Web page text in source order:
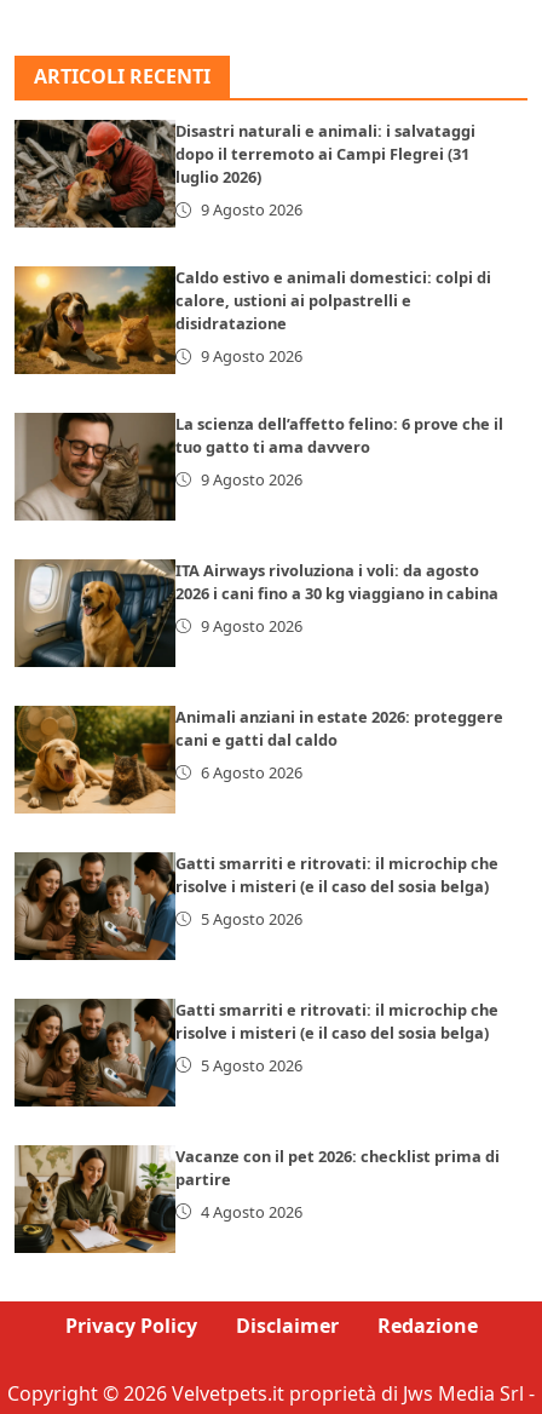
ARTICOLI RECENTI
Disastri naturali e animali: i salvataggi
dopo il terremoto ai Campi Flegrei (31
luglio 2026)
9 Agosto 2026
Caldo estivo e animali domestici: colpi di
calore, ustioni ai polpastrelli e
disidratazione
9 Agosto 2026
La scienza dell’affetto felino: 6 prove che il
tuo gatto ti ama davvero
9 Agosto 2026
ITA Airways rivoluziona i voli: da agosto
2026 i cani fino a 30 kg viaggiano in cabina
9 Agosto 2026
Animali anziani in estate 2026: proteggere
cani e gatti dal caldo
6 Agosto 2026
Gatti smarriti e ritrovati: il microchip che
risolve i misteri (e il caso del sosia belga)
5 Agosto 2026
Gatti smarriti e ritrovati: il microchip che
risolve i misteri (e il caso del sosia belga)
5 Agosto 2026
Vacanze con il pet 2026: checklist prima di
partire
4 Agosto 2026
Privacy Policy Disclaimer Redazione
Copyright © 2026 Velvetpets.it proprietà di Jws Media Srl -